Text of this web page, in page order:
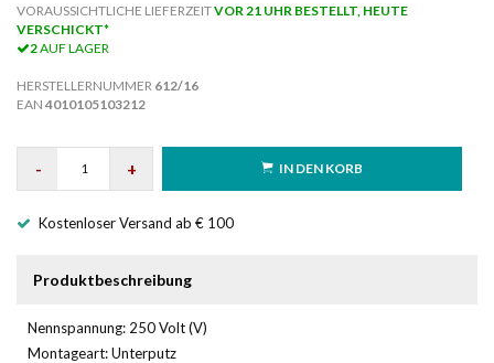
VORAUSSICHTLICHE LIEFERZEITVOR 21 UHR BESTELLT, HEUTE
VERSCHICKT*
2AUF LAGER
HERSTELLERNUMMER 612/16
EAN 4010105103212
- + IN DEN KORB
Kostenloser Versand ab € 100
Produktbeschreibung
Nennspannung: 250 Volt (V)
Montageart: Unterputz